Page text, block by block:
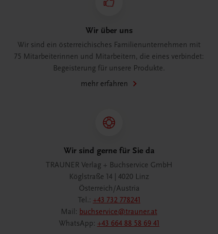
Wir über uns
Wir sind ein österreichisches Familienunternehmen mit
75 Mitarbeiterinnen und Mitarbeitern, die eines verbindet:
Begeisterung für unsere Produkte.
mehr erfahren
Wir sind gerne für Sie da
TRAUNER Verlag + Buchservice GmbH
Köglstraße 14 | 4020 Linz
Österreich/Austria
Tel.: +43 732 778241
Mail: buchservice@trauner.at
WhatsApp: +43 664 88 58 69 41